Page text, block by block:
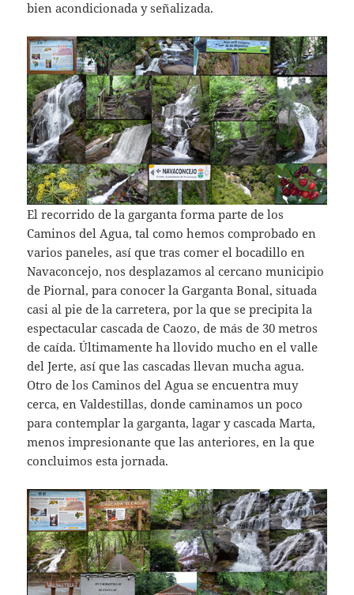
bien acondicionada y señalizada.
El recorrido de la garganta forma parte de los
Caminos del Agua, tal como hemos comprobado en
varios paneles, así que tras comer el bocadillo en
Navaconcejo, nos desplazamos al cercano municipio
de Piornal, para conocer la Garganta Bonal, situada
casi al pie de la carretera, por la que se precipita la
espectacular cascada de Caozo, de más de 30 metros
de caída. Últimamente ha llovido mucho en el valle
del Jerte, así que las cascadas llevan mucha agua.
Otro de los Caminos del Agua se encuentra muy
cerca, en Valdestillas, donde caminamos un poco
para contemplar la garganta, lagar y cascada Marta,
menos impresionante que las anteriores, en la que
concluimos esta jornada.